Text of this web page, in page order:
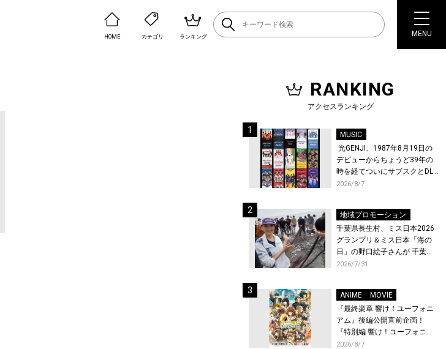
HOME カテゴリ ランキング MENU
RANKING
アクセスランキング
MUSIC
光GENJI、1987年8月19日の
デビューからちょうど39年の
時を経てついにサブスクとDL
配信が解禁！
2026/8/7
地域プロモーション
千葉県長生村、ミス日本2026
グランプリ＆ミス日本「海の
日」の野口絵子さんが 千葉県
唯一の村・長生村で地引網を
2026/7/31
ANIME
MOVIE
『最終楽章 響け！ユーフォニ
アム』後編公開直前企画！
『特別編 響け！ユーフォニア
ム〜アンサンブルコンテス
2026/8/7